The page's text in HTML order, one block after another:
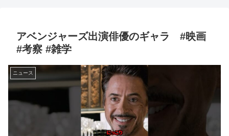
アベンジャーズ出演俳優のギャラ #映画
#考察 #雑学
ニュース